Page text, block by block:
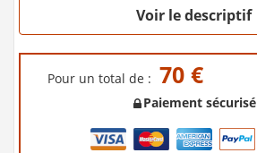
Voir le descriptif
Pour un total de : 70 €
Paiement sécurisé